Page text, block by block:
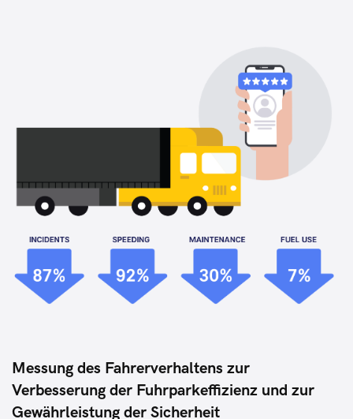
Messung des Fahrerverhaltens zur
Verbesserung der Fuhrparkeffizienz und zur
Gewährleistung der Sicherheit